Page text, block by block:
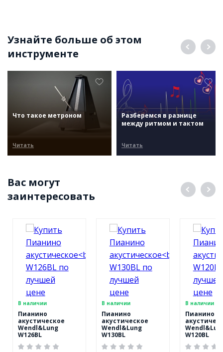
Узнайте больше об этом
инструменте
Что такое метроном
Читать
Разберемся в разнице
между ритмом и тактом
Читать
Вас могут
заинтересовать
В наличии
Пианино
акустическое
Wendl&Lung
W126BL
В наличии
Пианино
акустическое
Wendl&Lung
W130BL
В наличии
Пианино
W120BL